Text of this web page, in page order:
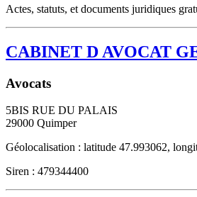
Actes, statuts, et documents juridiques
CABINET D AVOCAT
Avocats
5BIS RUE DU PALAIS
29000 Quimper
Géolocalisation : latitude 47.993062,
Siren : 479344400